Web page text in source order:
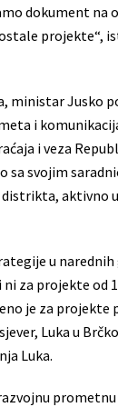
dokument na
projekte“,
ministar Jusko
i
i veza
sa svojim
aktivno
u
za projekte od 1
je za projekte
Luka u
Luka.